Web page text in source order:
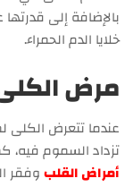
بالإضافة إلى
خلايا الدم الحمراء.
مرض
عندما تتعرض الكلى
تزداد السموم فيه،
أمراض القلبوفقر